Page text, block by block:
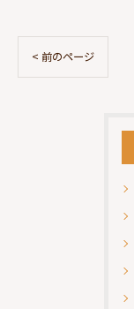
< 前のページ